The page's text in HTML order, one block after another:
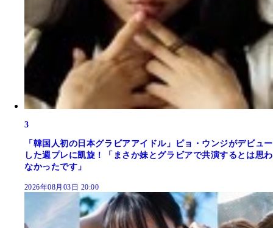
3
「韓国人初の日本グラビアアイドル」ピョ・ウンジがデビュー
した週プレに凱旋！「まさか妹とグラビアで共演するとは思わ
なかったです」
2026年08月03日 20:00